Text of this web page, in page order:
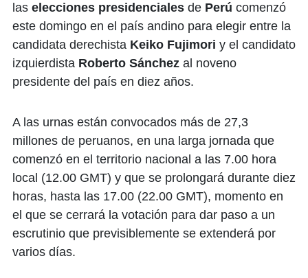
las elecciones presidenciales de Perú comenzó
este domingo en el país andino para elegir entre la
candidata derechista Keiko Fujimori y el candidato
izquierdista Roberto Sánchez al noveno
presidente del país en diez años.
A las urnas están convocados más de 27,3
millones de peruanos, en una larga jornada que
comenzó en el territorio nacional a las 7.00 hora
local (12.00 GMT) y que se prolongará durante diez
horas, hasta las 17.00 (22.00 GMT), momento en
el que se cerrará la votación para dar paso a un
escrutinio que previsiblemente se extenderá por
varios días.